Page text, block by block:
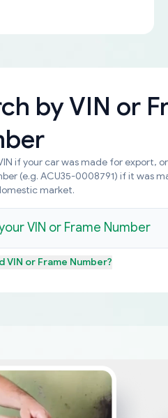
byVIN or
if your car was made for export,
(e.g. ACU35-0008791) if it was
market.
VIN or Frame Number?